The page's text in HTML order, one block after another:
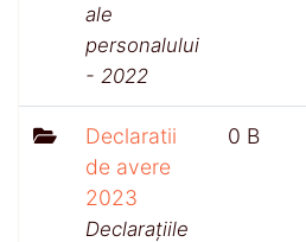
ale
personalului
- 2022
Declaratii
de avere
2023
Declarațiile
0 B